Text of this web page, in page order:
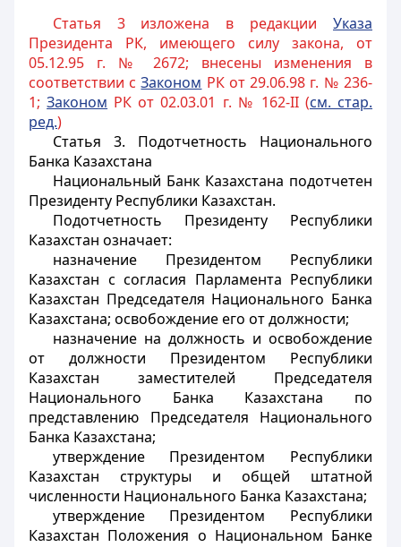
Статья 3 изложена в редакции Указа
Президента РК, имеющего силу закона, от
05.12.95 г. № 2672; внесены изменения в
соответствии сЗаконом РК от 29.06.98 г. № 236-
1;Законом РК от 02.03.01 г. № 162-II (см. стар.
ред.)
Статья 3. Подотчетность Национального
Банка Казахстана
Национальный Банк Казахстана подотчетен
Президенту Республики Казахстан.
Подотчетность Президенту Республики
Казахстан означает:
назначение Президентом Республики
Казахстан с согласия Парламента Республики
Казахстан Председателя Национального Банка
Казахстана; освобождение его от должности;
назначение на должность и освобождение
от должности Президентом Республики
Казахстан заместителей Председателя
Национального Банка Казахстана по
представлению Председателя Национального
Банка Казахстана;
утверждение Президентом Республики
Казахстан структуры и общей штатной
численности Национального Банка Казахстана;
утверждение Президентом Республики
Казахстан Положения о Национальном Банке